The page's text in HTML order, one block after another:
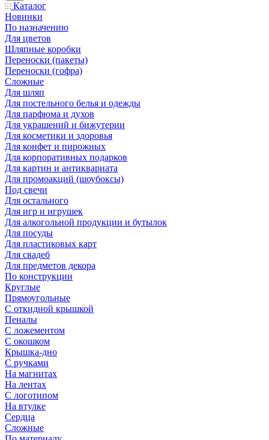
Каталог
Новинки
По назначению
Для цветов
Шляпные коробки
Переноски (пакеты)
Переноски (гофра)
Сложные
Для шляп
Для постельного белья и одежды
Для парфюма и духов
Для украшений и бижутерии
Для косметики и здоровья
Для конфет и пирожных
Для корпоративных подарков
Для картин и антиквариата
Для промоакций (шоубоксы)
Под свечи
Для остального
Для игр и игрушек
Для алкогольной продукции и бутылок
Для посуды
Для пластиковых карт
Для свадеб
Для предметов декора
По конструкции
Круглые
Прямоугольные
С откидной крышкой
Пеналы
С ложементом
С окошком
Крышка-дно
С ручками
На магнитах
На лентах
С логотипом
На втулке
Сердца
Сложные